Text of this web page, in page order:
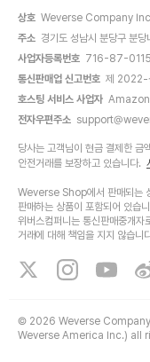
상호 Weverse Company
주소 경기도 성남시 분당구 분
사업자등록번호 716-87-
통신판매업 신고번호 제 2022-
호스팅 서비스 사업자 Amazon
전자우편주소
당사는 고객님이 현금 결제한 금
안전거래를 보장하고 있습니다.
Weverse Shop에서 판매되는
판매하는 상품이 포함되어 있습
위버스컴퍼니는 통신판매중개자
거래에 대해 책임을 지지 않습니
© 2026 Weverse
Weverse America Inc.) all